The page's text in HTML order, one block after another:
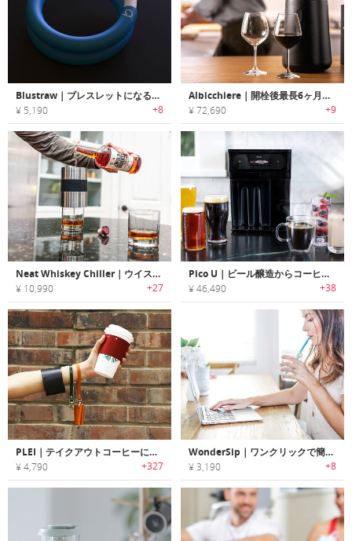
Blustraw｜ブレスレットになる再使用可能なシリコン製ストロー「ブルーストロー」
¥ 5,190 +8
Albicchiere｜開栓後最長6ヶ月間ワインを美味しく保存するスマートワインプリザーバー「アルビキエーレ」
¥ 72,690 +9
Neat Whiskey Chiller｜ウイスキーを薄めずに冷やせるウイスキーチラー「ニート」
¥ 10,990 +27
Pico U｜ビール醸造からコーヒードリップまで行えるユニバーサルブリューイングマシン「ピコユー」
¥ 46,490 +38
PLEI｜テイクアウトコーヒーに取り付けるエコフレンドリーアクセサリー「プレイコーヒーカラー」
¥ 4,790 +327
WonderSip｜ワンクリックで簡単クリーニングできるエコストロー「ワンダーシップ」
¥ 3,190 +8